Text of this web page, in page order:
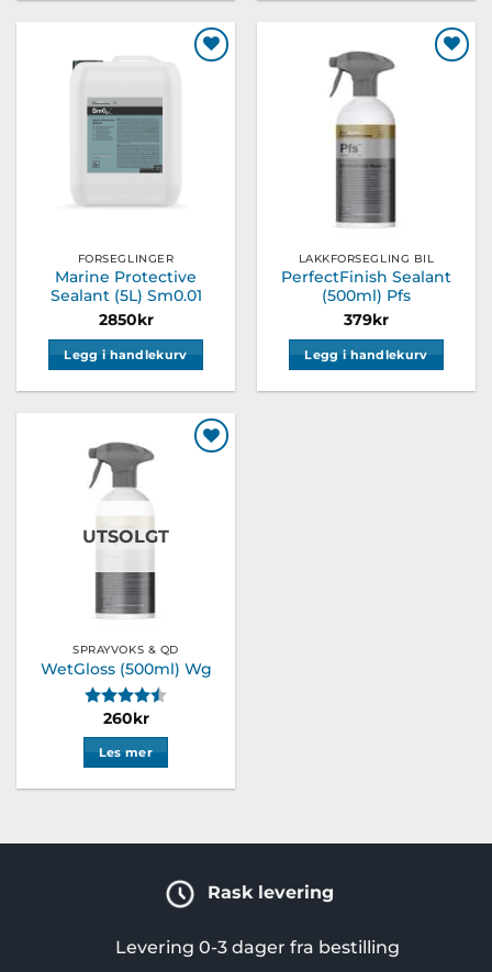
FORSEGLINGER
Marine Protective
Sealant (5L) Sm0.01
2850kr
Legg i handlekurv
LAKKFORSEGLING BIL
PerfectFinish Sealant
(500ml) Pfs
379kr
Legg i handlekurv
UTSOLGT
SPRAYVOKS & QD
WetGloss (500ml) Wg
Karakter:
260kr
Les mer
Rask levering
Levering 0-3 dager fra bestilling